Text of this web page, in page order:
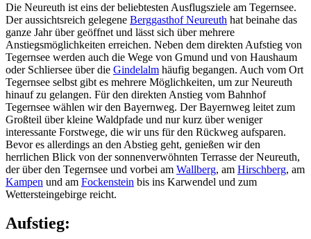
Die Neureuth ist eins der beliebtesten Ausflugsziele am Tegernsee.
Der aussichtsreich gelegene Berggasthof Neureuth hat beinahe das
ganze Jahr über geöffnet und lässt sich über mehrere
Anstiegsmöglichkeiten erreichen. Neben dem direkten Aufstieg von
Tegernsee werden auch die Wege von Gmund und von Haushaum
oder Schliersee über die Gindelalm häufig begangen. Auch vom Ort
Tegernsee selbst gibt es mehrere Möglichkeiten, um zur Neureuth
hinauf zu gelangen. Für den direkten Anstieg vom Bahnhof
Tegernsee wählen wir den Bayernweg. Der Bayernweg leitet zum
Großteil über kleine Waldpfade und nur kurz über weniger
interessante Forstwege, die wir uns für den Rückweg aufsparen.
Bevor es allerdings an den Abstieg geht, genießen wir den
herrlichen Blick von der sonnenverwöhnten Terrasse der Neureuth,
der über den Tegernsee und vorbei am Wallberg, am Hirschberg, am
Kampen und am Fockenstein bis ins Karwendel und zum
Wettersteingebirge reicht.
Aufstieg: